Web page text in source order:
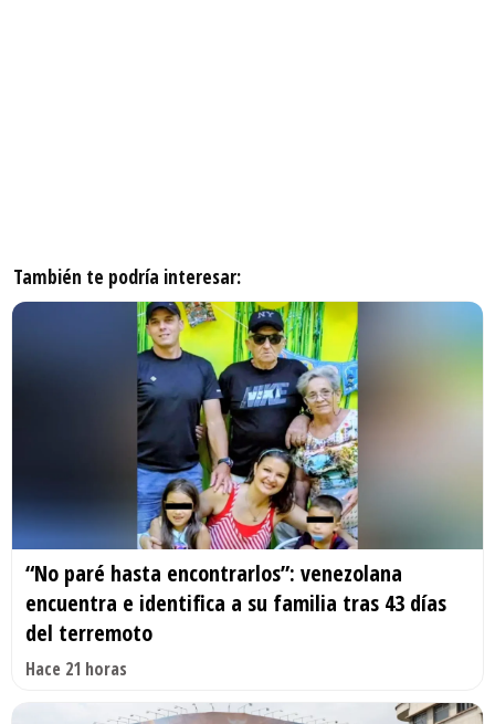
También te podría interesar:
“No paré hasta encontrarlos”: venezolana
encuentra e identifica a su familia tras 43 días
del terremoto
Hace 21 horas